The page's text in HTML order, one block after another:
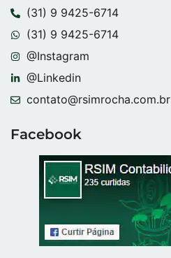
(31) 9 9425-6714
(31) 9 9425-6714
@Instagram
@Linkedin
contato@rsimrocha.com.br
Facebook